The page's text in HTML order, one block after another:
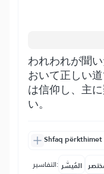
われわれが聞
おいて正しい
は信仰し、主
い。
Shfaq
التفاسير: المُيسَّر